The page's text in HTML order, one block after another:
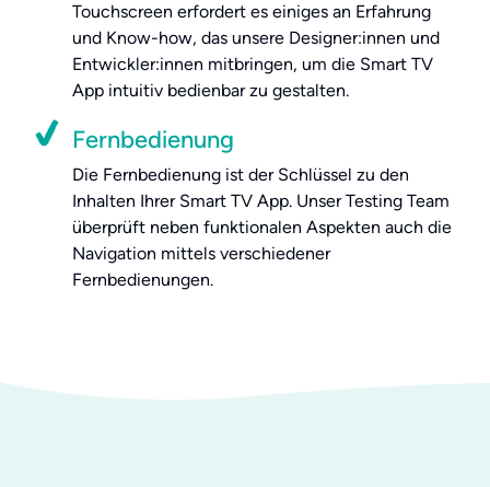
Touchscreen erfordert es einiges an Erfahrung
und Know-how, das unsere Designer:innen und
Entwickler:innen mitbringen, um die Smart TV
App intuitiv bedienbar zu gestalten.
Fernbedienung
Die Fernbedienung ist der Schlüssel zu den
Inhalten Ihrer Smart TV App. Unser Testing Team
überprüft neben funktionalen Aspekten auch die
Navigation mittels verschiedener
Fernbedienungen.